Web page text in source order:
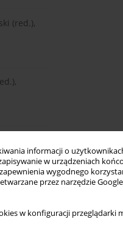
informacji o
w urządzeniach
wygodnego
przez narzędzie
w konfiguracji przeglądarki
(red.),